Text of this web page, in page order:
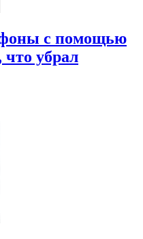
с помощью
убрал